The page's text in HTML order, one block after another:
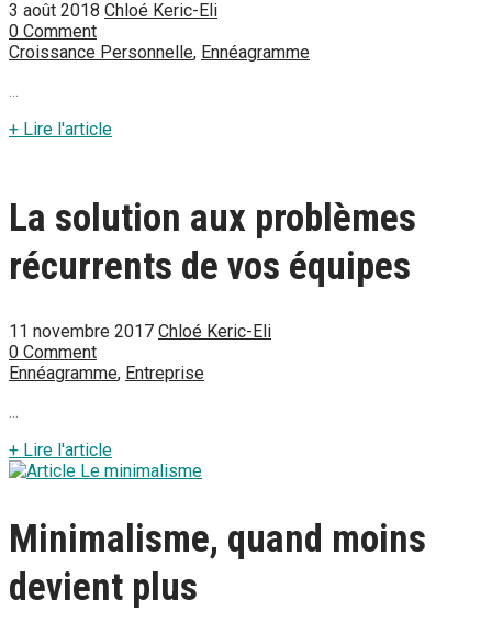
3 août 2018 Chloé Keric-Eli
0 Comment
Croissance Personnelle, Ennéagramme
...
+ Lire l'article
La solution aux problèmes
récurrents de vos équipes
11 novembre 2017 Chloé Keric-Eli
0 Comment
Ennéagramme, Entreprise
...
+ Lire l'article
Minimalisme, quand moins
devient plus